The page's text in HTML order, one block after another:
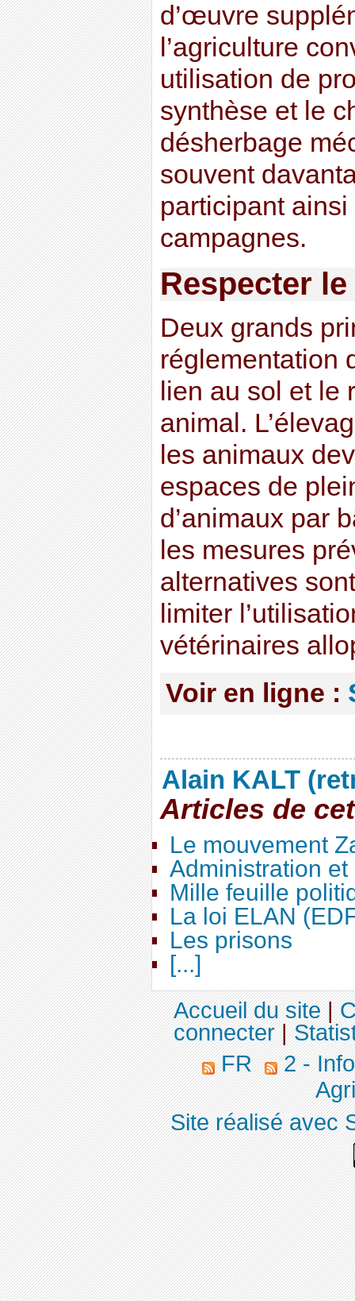
d’œuvre
l’agriculture
utilisation de
synthèse et le
désherbage
souvent
participant
campagnes.
Respecter
Deux grands
réglementation
lien au sol et le
animal.
les animaux
espaces de
d’animaux par
les mesures
alternatives
limiter
vétérinaires
Voir en ligne :
Alain KALT
Articles de
Le mouvement
Administration
Mille feuille
La loi ELAN
Les prisons
[...]
Accueil du site|
connecter|
FR
2 -
Site réalisé avec